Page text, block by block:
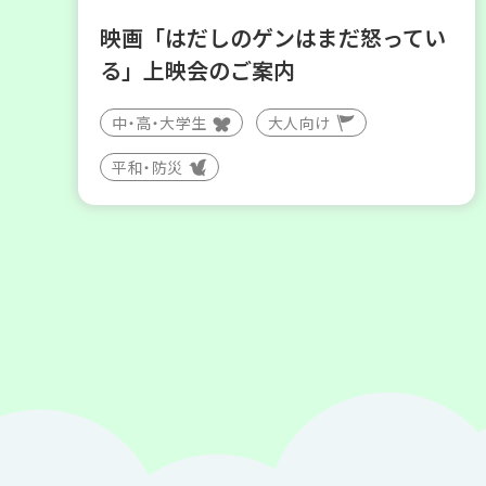
映画「はだしのゲンはまだ怒ってい
る」上映会のご案内
中・高・大学生 大人向け
平和・防災